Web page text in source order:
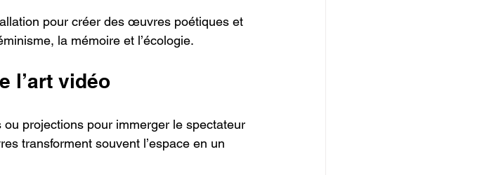
pour créer des œuvres poétiques et
la mémoire et l’écologie.
l’art vidéo
projections pour immerger le spectateur
transforment souvent l’espace en un